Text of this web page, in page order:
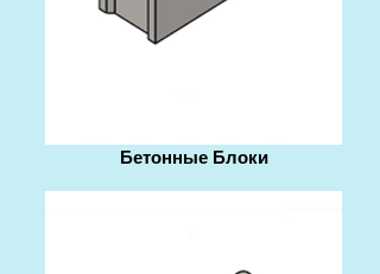
Бетонные Блоки